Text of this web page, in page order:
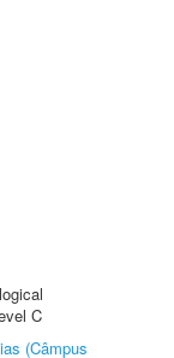
C
(Câmpus